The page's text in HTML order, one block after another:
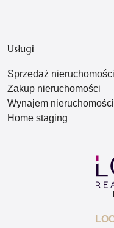
Usługi
Sprzedaż nieruchomości
Zakup nieruchomości
Wynajem nieruchomości
Home staging